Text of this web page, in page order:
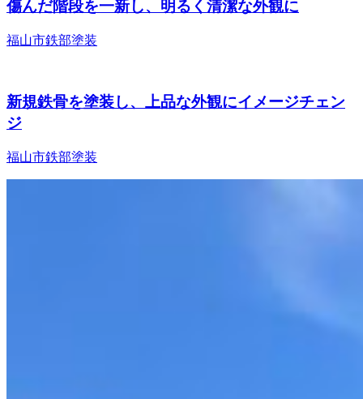
傷んだ階段を一新し、明るく清潔な外観に
福山市鉄部塗装
新規鉄骨を塗装し、上品な外観にイメージチェン
ジ
福山市鉄部塗装